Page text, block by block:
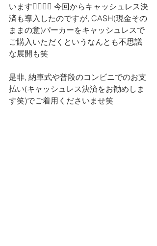
います🙇‍♀️🙇‍♀️ 今回からキャッシュレス決
済も導入したのですが, CASH(現金その
ままの意)パーカーをキャッシュレスで
ご購入いただくというなんとも不思議
な展開も笑
是非, 納車式や普段のコンビニでのお支
払い(キャッシュレス決済をお勧めしま
す笑)でご着用くださいませ笑